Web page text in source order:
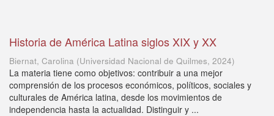
Historia de América Latina siglos XIX y XX
Biernat, Carolina (Universidad Nacional de Quilmes, 2024)
La materia tiene como objetivos: contribuir a una mejor
comprensión de los procesos económicos, políticos, sociales y
culturales de América latina, desde los movimientos de
independencia hasta la actualidad. Distinguir y ...